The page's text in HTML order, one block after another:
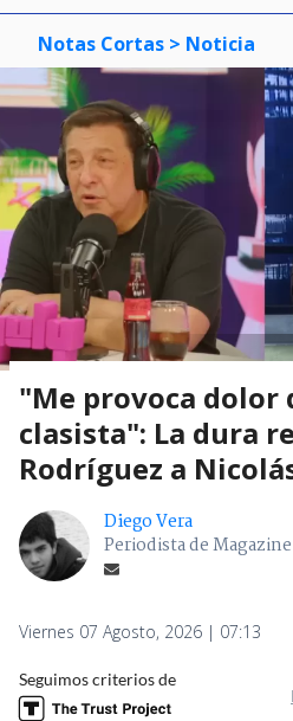
Notas Cortas > Noticia
"Me provoca dolor
clasista": La dura
Rodríguez a
Diego Vera
Periodista de Magazine
Viernes 07 Agosto, 2026 | 07:13
Seguimos criterios de